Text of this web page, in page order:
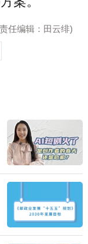
任编辑：田云绯)